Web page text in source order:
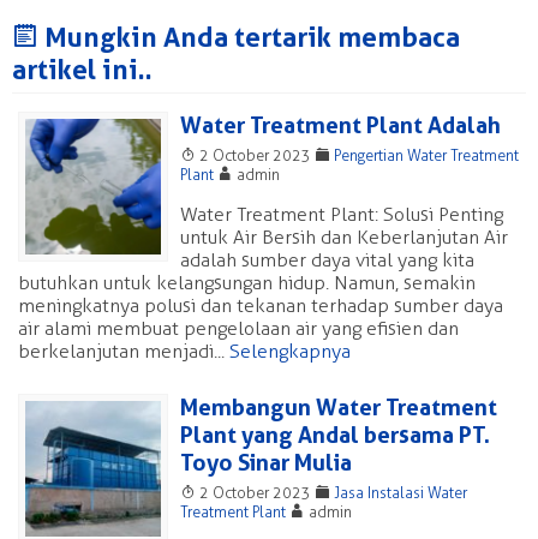
J Mungkin Anda tertarik membaca
artikel ini..
Water Treatment Plant Adalah
T 2 October 2023 F Pengertian Water Treatment
Plant A admin
Water Treatment Plant: Solusi Penting
untuk Air Bersih dan Keberlanjutan Air
adalah sumber daya vital yang kita
butuhkan untuk kelangsungan hidup. Namun, semakin
meningkatnya polusi dan tekanan terhadap sumber daya
air alami membuat pengelolaan air yang efisien dan
berkelanjutan menjadi... Selengkapnya
Membangun Water Treatment
Plant yang Andal bersama PT.
Toyo Sinar Mulia
T 2 October 2023 F Jasa Instalasi Water
Treatment Plant A admin